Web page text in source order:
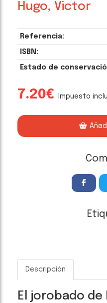
Hugo, Victor
Referencia:
ISBN:
Estado de
7.20€ Impuesto
Descripción
El jorobado